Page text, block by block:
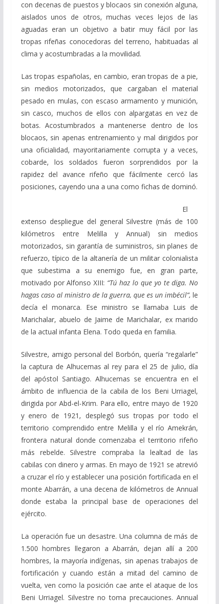
con decenas de puestos y blocaos sin conexión alguna,
aislados unos de otros, muchas veces lejos de las
aguadas eran un objetivo a batir muy fácil por las
tropas rifeñas conocedoras del terreno, habituadas al
clima y acostumbradas a la movilidad.
Las tropas españolas, en cambio, eran tropas de a pie,
sin medios motorizados, que cargaban el material
pesado en mulas, con escaso armamento y munición,
sin casco, muchos de ellos con alpargatas en vez de
botas. Acostumbrados a mantenerse dentro de los
blocaos, sin apenas entrenamiento y mal dirigidos por
una oficialidad, mayoritariamente corrupta y a veces,
cobarde, los soldados fueron sorprendidos por la
rapidez del avance rifeño que fácilmente cercó las
posiciones, cayendo una a una como fichas de dominó.
El
extenso despliegue del general Silvestre (más de 100
kilómetros entre Melilla y Annual) sin medios
motorizados, sin garantía de suministros, sin planes de
refuerzo, típico de la altanería de un militar colonialista
que subestima a su enemigo fue, en gran parte,
motivado por Alfonso XIII: “Tú haz lo que yo te diga. No
hagas caso al ministro de la guerra, que es un imbécil”, le
decía el monarca. Ese ministro se llamaba Luis de
Marichalar, abuelo de Jaime de Marichalar, ex marido
de la actual infanta Elena. Todo queda en familia.
Silvestre, amigo personal del Borbón, quería “regalarle”
la captura de Alhucemas al rey para el 25 de julio, día
del apóstol Santiago. Alhucemas se encuentra en el
ámbito de influencia de la cabila de los Beni Urriagel,
dirigida por Abd-el-Krim. Para ello, entre mayo de 1920
y enero de 1921, desplegó sus tropas por todo el
territorio comprendido entre Melilla y el río Amekrán,
frontera natural donde comenzaba el territorio rifeño
más rebelde. Silvestre compraba la lealtad de las
cabilas con dinero y armas. En mayo de 1921 se atrevió
a cruzar el río y establecer una posición fortificada en el
monte Abarrán, a una decena de kilómetros de Annual
donde estaba la principal base de operaciones del
ejército.
La operación fue un desastre. Una columna de más de
1.500 hombres llegaron a Abarrán, dejan allí a 200
hombres, la mayoría indígenas, sin apenas trabajos de
fortificación y cuando están a mitad del camino de
vuelta, ven como la posición cae ante el ataque de los
Beni Urriagel. Silvestre no toma precauciones. Annual